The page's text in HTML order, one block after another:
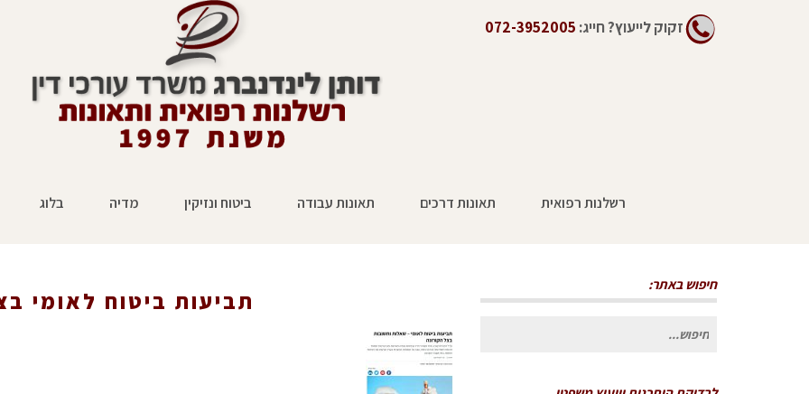
זקוק לייעוץ?חייג: 072-3952005
רשלנות רפואית תאונות דרכים תאונות עבודה ביטוח ונזיקין מדיה בלוג
תביעות ביטוח לאומי
חיפוש באתר:
חיפוש